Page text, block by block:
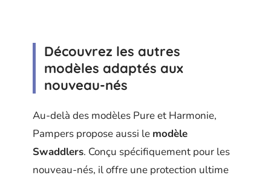
Découvrez les autres
modèles adaptés aux
nouveau-nés
Au-delà des modèles Pure et Harmonie,
Pampers propose aussi le modèle
Swaddlers. Conçu spécifiquement pour les
nouveau-nés, il offre une protection ultime